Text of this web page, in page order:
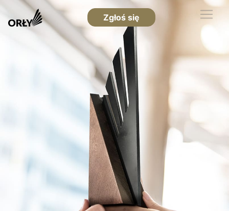
Zgłoś się